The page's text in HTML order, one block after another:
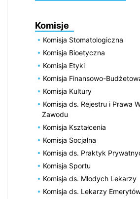
Komisje
Komisja Stomatologiczna
Komisja Bioetyczna
Komisja Etyki
Komisja Finansowo-
Komisja Kultury
Komisja ds. Rejestru i Prawa
Zawodu
Komisja Kształcenia
Komisja Socjalna
Komisja ds. Praktyk
Komisja Sportu
Komisja ds. Młodych Lekarzy
Komisja ds. Lekarzy